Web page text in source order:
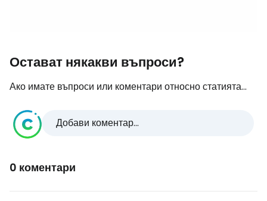
Остават някакви въпроси?
Ако имате въпроси или коментари относно статията...
Добави коментар...
0 коментари